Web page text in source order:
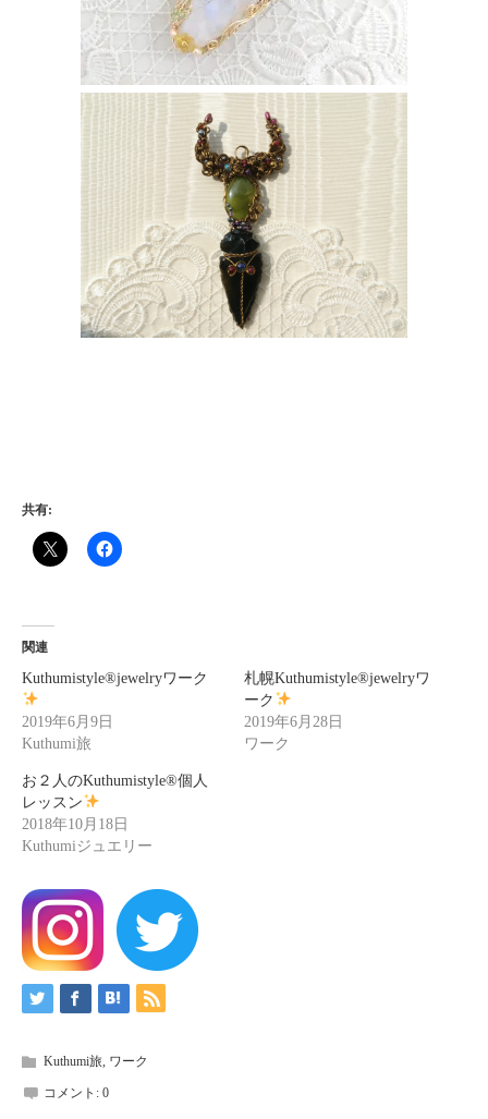
共有:
関連
Kuthumistyle®️jewelryワーク
2019年6月9日
Kuthumi旅
札幌Kuthumistyle®️jewelryワ
ーク
2019年6月28日
ワーク
お２人のKuthumistyle®個人
レッスン
2018年10月18日
Kuthumiジュエリー
Kuthumi旅, ワーク
コメント: 0